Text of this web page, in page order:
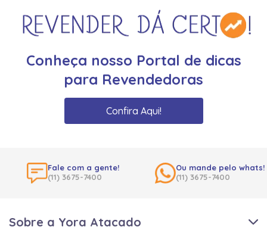
Conheça nosso Portal de dicas
para Revendedoras
Confira Aqui!
Fale com a gente!
(11) 3675-7400
Ou mande pelo whats!
(11) 3675-7400
Sobre a Yora Atacado